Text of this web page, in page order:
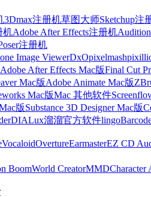
3Dmax注册机草图大师Sketchup注
机Adobe After Effects注册机
注册机
Image ViewerDxOpixelmash
Adobe After Effects Mac版Final Cut
Mac版Adobe Animate Mac版
Mac版Mac 其他软件
版Substance 3D Designer Mac版
DIALux溜溜官方软件lingo
VocaloidOvertureEarmasterEZ CD
BoomWorld CreatorMMDCharacter